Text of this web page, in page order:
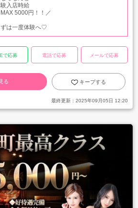
入店時給
5000円！！／
ずは一度体験へ♡
で応募 電話で応募 メールで応募
る キープする
最終更新： 2025年09月05日 12:20